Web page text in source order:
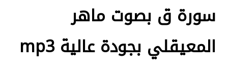
سورة ق بصوت ماهر
المعيقلي بجودة عالية mp3